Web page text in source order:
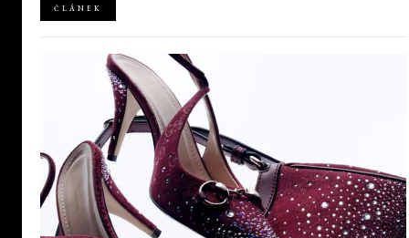
ČLÁNEK